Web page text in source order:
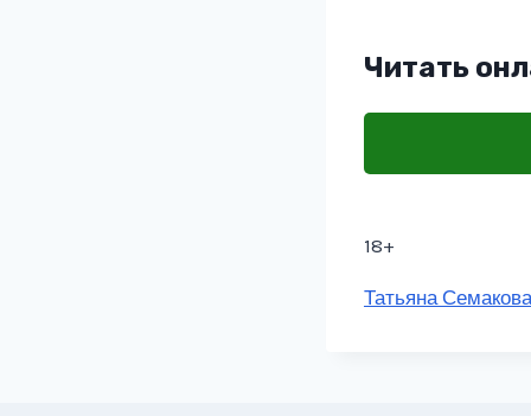
Читать
18+
Метки
Татьяна Семакова